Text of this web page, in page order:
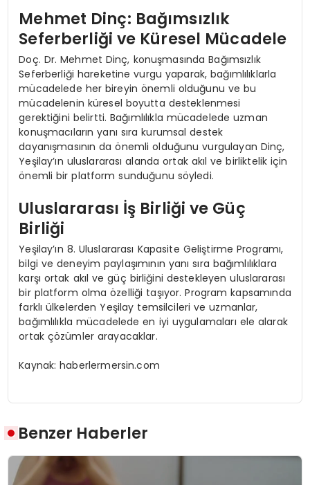
Mehmet Dinç: Bağımsızlık
Seferberliği ve Küresel Mücadele
Doç. Dr. Mehmet Dinç, konuşmasında Bağımsızlık
Seferberliği hareketine vurgu yaparak, bağımlılıklarla
mücadelede her bireyin önemli olduğunu ve bu
mücadelenin küresel boyutta desteklenmesi
gerektiğini belirtti. Bağımlılıkla mücadelede uzman
konuşmacıların yanı sıra kurumsal destek
dayanışmasının da önemli olduğunu vurgulayan Dinç,
Yeşilay’ın uluslararası alanda ortak akıl ve birliktelik için
önemli bir platform sunduğunu söyledi.
Uluslararası İş Birliği ve Güç
Birliği
Yeşilay’ın 8. Uluslararası Kapasite Geliştirme Programı,
bilgi ve deneyim paylaşımının yanı sıra bağımlılıklara
karşı ortak akıl ve güç birliğini destekleyen uluslararası
bir platform olma özelliği taşıyor. Program kapsamında
farklı ülkelerden Yeşilay temsilcileri ve uzmanlar,
bağımlılıkla mücadelede en iyi uygulamaları ele alarak
ortak çözümler arayacaklar.
Kaynak: haberlermersin.com
Benzer Haberler